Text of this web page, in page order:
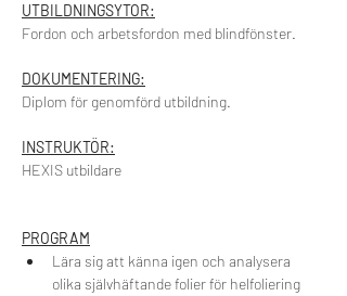
UTBILDNINGSYTOR:
Fordon och arbetsfordon med blindfönster.
DOKUMENTERING:
Diplom för genomförd utbildning.
INSTRUKTÖR:
HEXIS utbildare
PROGRAM
Lära sig att känna igen och analysera
olika självhäftande folier för helfoliering